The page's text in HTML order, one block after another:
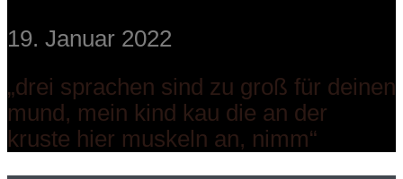
19. Januar 2022
„drei sprachen sind zu groß für deinen
mund, mein kind kau die an der
kruste hier muskeln an, nimm“